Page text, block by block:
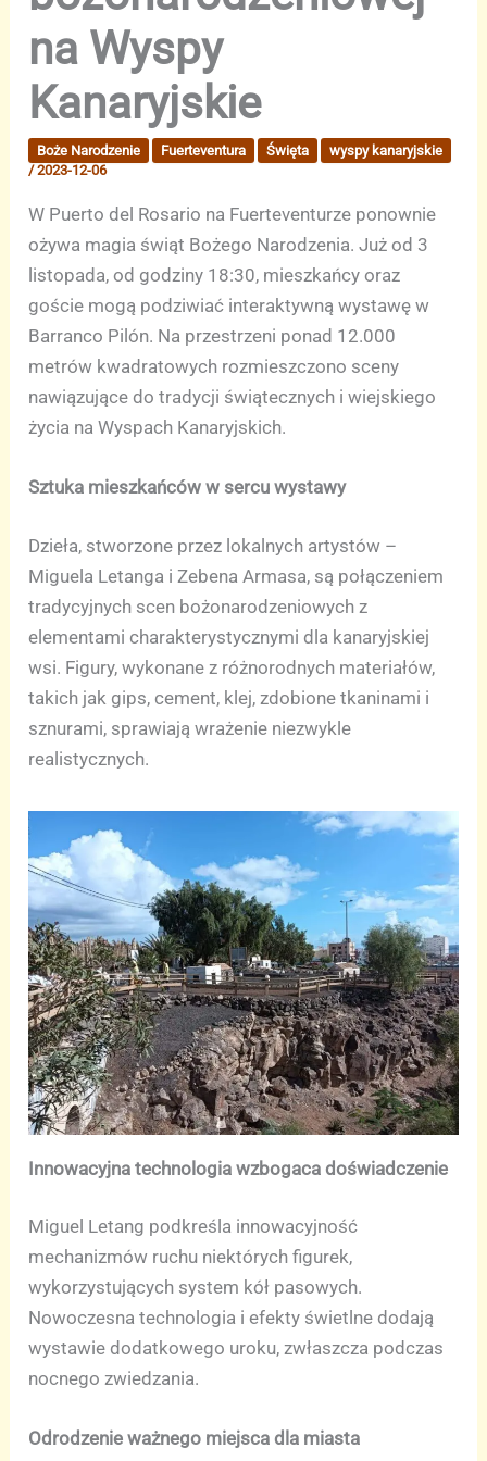
na Wyspy
Kanaryjskie
Boże Narodzenie Fuerteventura Święta
wyspy kanaryjskie
/2023-12-06
W Puerto del Rosario na Fuerteventurze ponownie
ożywa magia świąt Bożego Narodzenia. Już od 3
listopada, od godziny 18:30, mieszkańcy oraz
goście mogą podziwiać interaktywną wystawę w
Barranco Pilón. Na przestrzeni ponad 12.000
metrów kwadratowych rozmieszczono sceny
nawiązujące do tradycji świątecznych i wiejskiego
życia na Wyspach Kanaryjskich.
Sztuka mieszkańców w sercu wystawy
Dzieła, stworzone przez lokalnych artystów –
Miguela Letanga i Zebena Armasa, są połączeniem
tradycyjnych scen bożonarodzeniowych z
elementami charakterystycznymi dla kanaryjskiej
wsi. Figury, wykonane z różnorodnych materiałów,
takich jak gips, cement, klej, zdobione tkaninami i
sznurami, sprawiają wrażenie niezwykle
realistycznych.
Innowacyjna technologia wzbogaca doświadczenie
Miguel Letang podkreśla innowacyjność
mechanizmów ruchu niektórych figurek,
wykorzystujących system kół pasowych.
Nowoczesna technologia i efekty świetlne dodają
wystawie dodatkowego uroku, zwłaszcza podczas
nocnego zwiedzania.
Odrodzenie ważnego miejsca dla miasta